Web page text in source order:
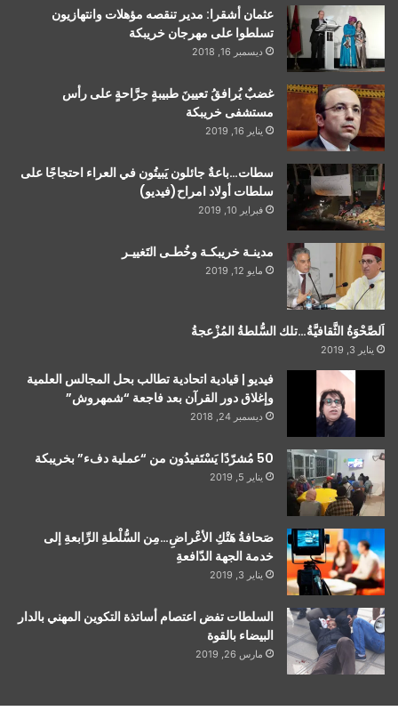
عثمان أشقرا: مدير تنقصه مؤهلات وانتهازيون
تسلطوا على مهرجان خريبكة
ديسمبر 16, 2018
غضبٌ يُرافقُ تعيينَ طبيبةٍ جرَّاحةٍ على رأس
مستشفى خريبكة
يناير 16, 2019
سطات…باعةٌ جائلون يَبيتُون في العراء احتجاجًا على
سلطات أولاد امراح(فيديو)
فبراير 10, 2019
مدينـة خريبكـة وخُطـى التَغييـر
مايو 12, 2019
اَلصَّحْوَةُ الثَّقافيَّةُ…تلك السُّلطةُ المُزْعجةُ
يناير 3, 2019
فيديو | قيادية اتحادية تطالب بحل المجالس العلمية
وإغلاق دور القرآن بعد فاجعة “شمهروش”
ديسمبر 24, 2018
50 مُشرّدًا يَسْتَفيدُون من “عملية دفء” بخريبكة
يناير 5, 2019
صَحافةُ هَتْكِ الأعْراضِ…مِن السُّلْطةِ الرِّابعةِ إلى
خدمة الجهة الدّافعةِ
يناير 3, 2019
السلطات تفض اعتصام أساتذة التكوين المهني بالدار
البيضاء بالقوة
مارس 26, 2019